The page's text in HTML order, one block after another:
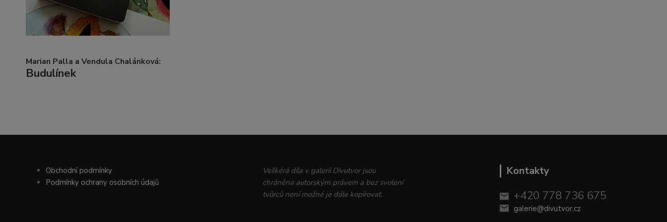
Marian Palla a Vendula Chalánková:
Budulínek
Obchodní podmínky
Podmínky ochrany osobních údajů
Veškérá díla v galerii Divutvor jsou
chráněna autorským právem a bez svolení
tvůrců není možné je dále kopírovat.
Kontakty
+420 778 736 675
galerie@divutvor.cz